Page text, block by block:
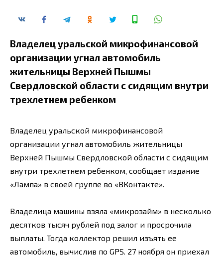
Владелец уральской микрофинансовой
организации угнал автомобиль
жительницы Верхней Пышмы
Свердловской области с сидящим внутри
трехлетнем ребенком
Владелец уральской микрофинансовой
организации угнал автомобиль жительницы
Верхней Пышмы Свердловской области с сидящим
внутри трехлетнем ребенком, сообщает издание
«Лампа» в своей группе во «ВКонтакте».
Владелица машины взяла «микрозайм» в несколько
десятков тысяч рублей под залог и просрочила
выплаты. Тогда коллектор решил изъять ее
автомобиль, вычислив по GPS. 27 ноября он приехал